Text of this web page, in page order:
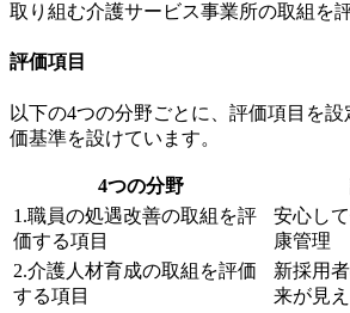
取り組む介護サービス事業所の取組を
評価項目
以下の4つの分野ごとに、評価項目を
価基準を設けています。
4つの分野
1.職員の処遇改善の取組を評
価する項目
安心し
康管理
2.介護人材育成の取組を評価
する項目
新採用
来が見